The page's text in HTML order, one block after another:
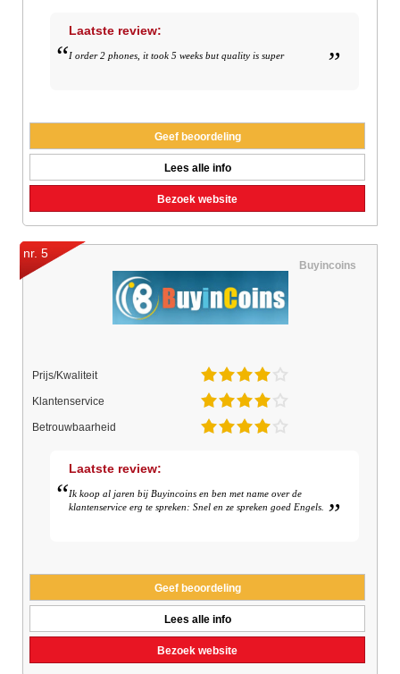
Laatste review:
I order 2 phones, it took 5 weeks but quality is super
Geef beoordeling
Lees alle info
Bezoek website
nr. 5
Buyincoins
Prijs/Kwaliteit
Klantenservice
Betrouwbaarheid
Laatste review:
Ik koop al jaren bij Buyincoins en ben met name over de
klantenservice erg te spreken: Snel en ze spreken goed Engels.
Geef beoordeling
Lees alle info
Bezoek website